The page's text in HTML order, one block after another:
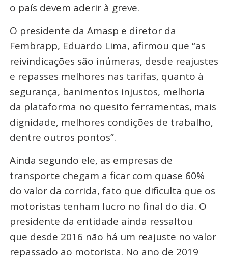
o país devem aderir à greve.
O presidente da Amasp e diretor da
Fembrapp, Eduardo Lima, afirmou que “as
reivindicações são inúmeras, desde reajustes
e repasses melhores nas tarifas, quanto à
segurança, banimentos injustos, melhoria
da plataforma no quesito ferramentas, mais
dignidade, melhores condições de trabalho,
dentre outros pontos”.
Ainda segundo ele, as empresas de
transporte chegam a ficar com quase 60%
do valor da corrida, fato que dificulta que os
motoristas tenham lucro no final do dia. O
presidente da entidade ainda ressaltou
que desde 2016 não há um reajuste no valor
repassado ao motorista. No ano de 2019